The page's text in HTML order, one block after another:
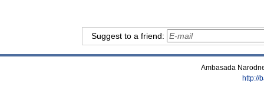
Suggest to a friend:
Ambasada
http://